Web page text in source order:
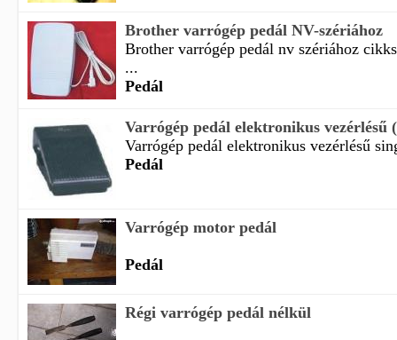
Brother varrógép pedál NV-szériához
Brother varrógép pedál nv szériához
...
Pedál
Varrógép pedál elektronikus vezérlésű
Varrógép pedál elektronikus vezérlésű
Pedál
Varrógép motor pedál
Pedál
Régi varrógép pedál nélkül